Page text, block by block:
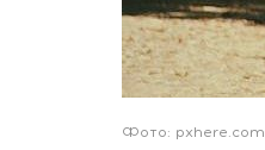
Фото: pxhere.com